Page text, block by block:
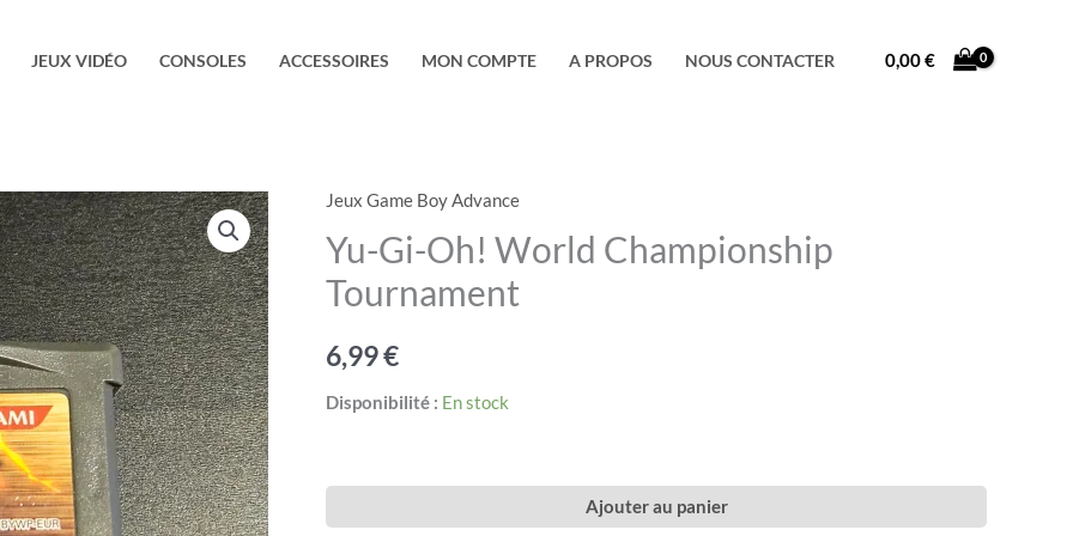
JEUX VIDÉO CONSOLES ACCESSOIRES MON COMPTE A PROPOS NOUS CONTACTER 0,00€
Jeux Game Boy Advance
Yu-Gi-Oh! World Championship
Tournament
6,99€
Disponibilité : En stock
quantité
de
Yu-
Gi-
World
Championship
Ajouter au panier